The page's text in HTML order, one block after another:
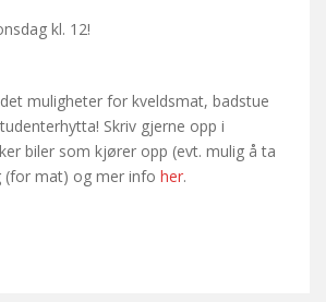
kl. 12!
muligheter for kveldsmat, badstue
Skriv gjerne opp i
biler som kjører opp (evt. mulig å ta
(for mat) og mer info her.